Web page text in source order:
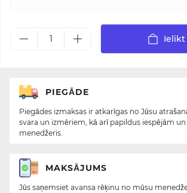
Ielikt
PIEGĀDE
Piegādes izmaksas ir atkarīgas no Jūsu
svara un izmēriem, kā arī papildus iespējām
menedžeris.
MAKSĀJUMS
Jūs saņemsiet avansa rēķinu no mūsu